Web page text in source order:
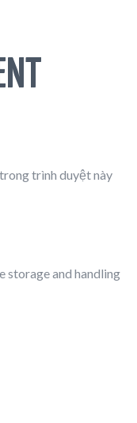
trình duyệt này
storage and handling